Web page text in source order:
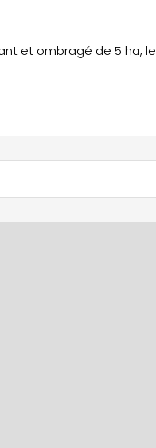
et ombragé de 5 ha, le